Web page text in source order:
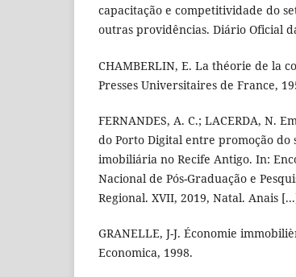
capacitação e competitividade do
outras providências. Diário Oficial
CHAMBERLIN, E. La théorie de la
Presses Universitaires de France,
FERNANDES, A. C.; LACERDA, N.
do Porto Digital entre promoção
imobiliária no Recife Antigo. In:
Nacional de Pós-Graduação e
Regional. XVII, 2019, Natal. Anais
GRANELLE, J-J. Économie
Economica, 1998.